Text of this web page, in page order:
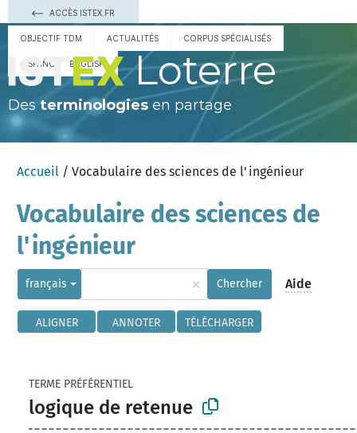
ACCÈS ISTEX.FR
OBJECTIF TDM ACTUALITÉS CORPUS SPÉCIALISÉS
ESPAÑOL ENGLISH Loterre
Des terminologies en partage
Accueil / Vocabulaire des sciences de l'ingénieur
Vocabulaire des sciences de
l'ingénieur
français × Chercher Aide
ALIGNER ANNOTER TÉLÉCHARGER
TERME PRÉFÉRENTIEL
logique de retenue